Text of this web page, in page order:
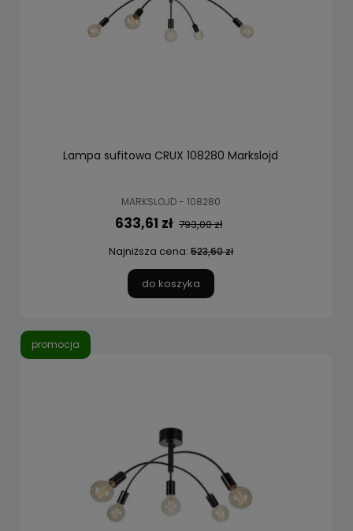
Lampa sufitowa CRUX 108280 Markslojd
MARKSLOJD - 108280
633,61 zł 793,00 zł
Najniższa cena:523,60 zł
do koszyka
promocja